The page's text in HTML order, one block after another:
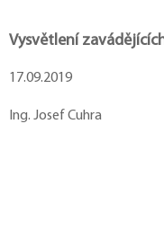
Vysvětlení
17.09.2019
Ing. Josef Cuhra